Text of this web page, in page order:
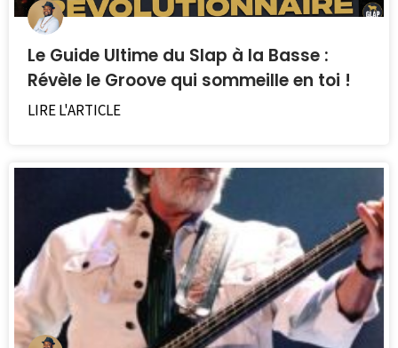
Le Guide Ultime du Slap à la Basse :
Révèle le Groove qui sommeille en toi !
LIRE L'ARTICLE